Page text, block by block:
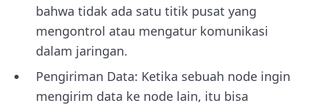
bahwa tidak ada satu titik pusat yang
mengontrol atau mengatur komunikasi
dalam jaringan.
Pengiriman Data: Ketika sebuah node ingin
mengirim data ke node lain, itu bisa